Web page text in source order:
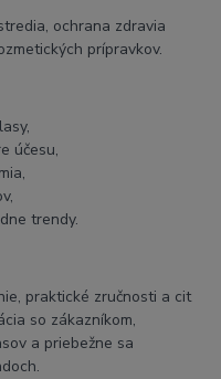
ochrana zdravia
prípravkov.
účesu,
trendy.
praktické zručnosti a cit
so zákazníkom,
a priebežne sa